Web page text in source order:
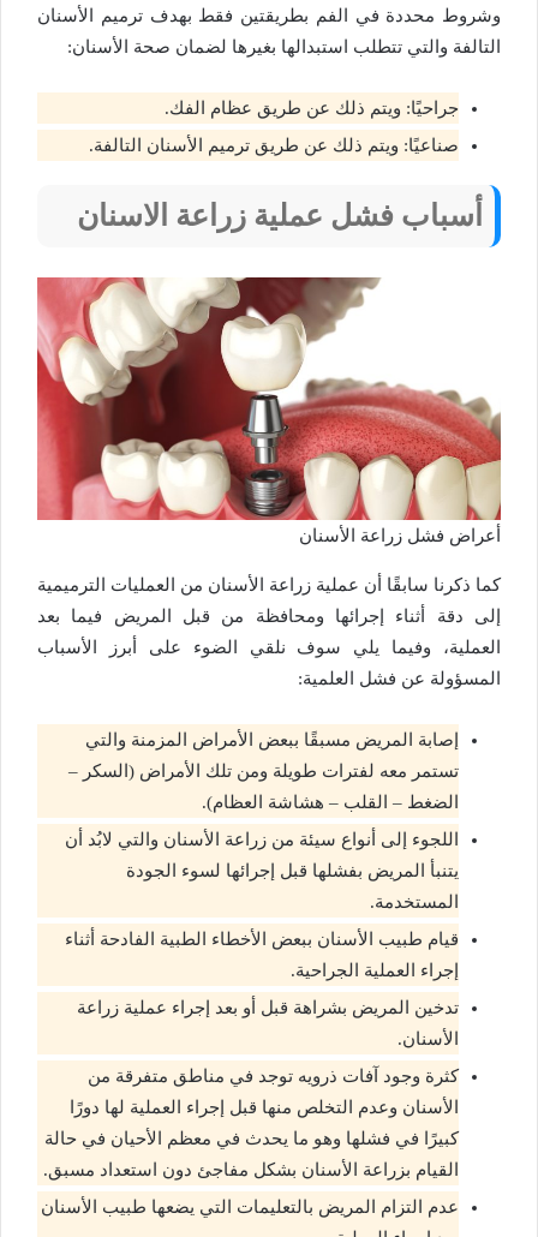
وشروط محددة في الفم بطريقتين فقط بهدف ترميم الأسنان
التالفة والتي تتطلب استبدالها بغيرها لضمان صحة الأسنان:
جراحيًا: ويتم ذلك عن طريق عظام الفك.
صناعيًا: ويتم ذلك عن طريق ترميم الأسنان التالفة.
أسباب فشل عملية زراعة الاسنان
أعراض فشل زراعة الأسنان
كما ذكرنا سابقًا أن عملية زراعة الأسنان من العمليات الترميمية
إلى دقة أثناء إجرائها ومحافظة من قبل المريض فيما بعد
العملية، وفيما يلي سوف نلقي الضوء على أبرز الأسباب
المسؤولة عن فشل العلمية:
إصابة المريض مسبقًا ببعض الأمراض المزمنة والتي
تستمر معه لفترات طويلة ومن تلك الأمراض (السكر –
الضغط – القلب – هشاشة العظام).
اللجوء إلى أنواع سيئة من زراعة الأسنان والتي لابُد أن
يتنبأ المريض بفشلها قبل إجرائها لسوء الجودة
المستخدمة.
قيام طبيب الأسنان ببعض الأخطاء الطبية الفادحة أثناء
إجراء العملية الجراحية.
تدخين المريض بشراهة قبل أو بعد إجراء عملية زراعة
الأسنان.
كثرة وجود آفات ذرويه توجد في مناطق متفرقة من
الأسنان وعدم التخلص منها قبل إجراء العملية لها دورًا
كبيرًا في فشلها وهو ما يحدث في معظم الأحيان في حالة
القيام بزراعة الأسنان بشكل مفاجئ دون استعداد مسبق.
عدم التزام المريض بالتعليمات التي يضعها طبيب الأسنان